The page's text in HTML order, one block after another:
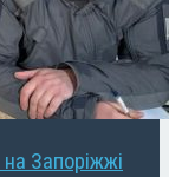
Запоріжжі